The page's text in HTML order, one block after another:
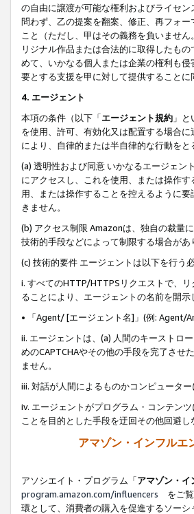
の自由に譲渡が可能な権利およびライセ
問わず、乙の提案を翻案、修正、再フォ
こと（ただし、甲はその義務を負いませ
リジナル作品または合法的に取得したも
めて、いかなる個人または企業の権利も
要とする支援を甲に対して提供することに
4. エージェント
本項の条件（以下「エージェント規約 」
を使用、許可、有効化又は配置する場合
により、自律的または半自律的な行動を
(a) 透明性および同意 いかなるエージェン
にアクセスし、これを使用、または操作
用、または操作することを控えるように
きません。
(b) アクセス制限 Amazonは、独自の裁量
技術的手段などによって制限する場合があ
(c) 技術的要件 エージェントは以下を行う
i. すべてのHTTP/HTTPSリクエストで、
ることにより、エージェントの名前を開示
• 「Agent/ [エージェント名]」(例: Agent/
ii. エージェントは、(a) 人間のキーストロ
めのCAPTCHAやその他の手段を完了させ
ません。
iii. 対話が人間によるものかコンピュータ
iv. エージェントがプログラム・コンテン
ことを目的とした手段を迂回その他回避し
アマゾン・インフルエ
アソシエイト・プログラム「アマゾン・イ
program.amazon.com/influencers をご覧
環として、消費者の購入を促進するソー